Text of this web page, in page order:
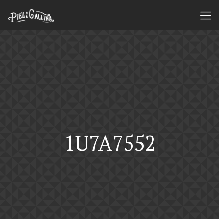
1U7A7552